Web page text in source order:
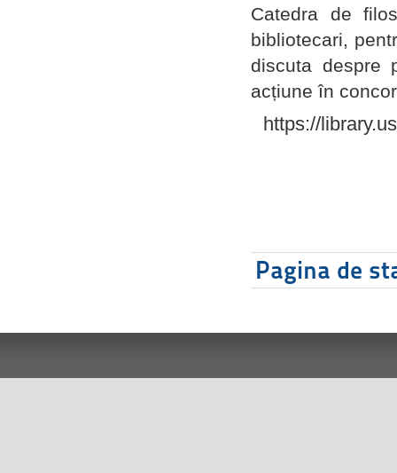
Catedra de
bibliotecari,
discuta despre
acțiune în
https://
Pagina de